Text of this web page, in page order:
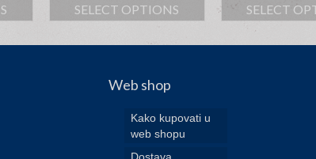
SELECT OPTIONS
SELECT
Web shop
Kako kupovati u
web shopu
Dostava